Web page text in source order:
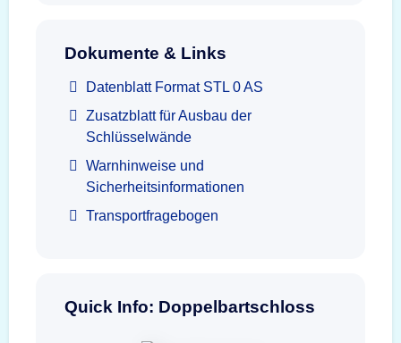
Dokumente & Links
Datenblatt Format STL 0 AS
Zusatzblatt für Ausbau der
Schlüsselwände
Warnhinweise und
Sicherheitsinformationen
Transportfragebogen
Quick Info: Doppelbartschloss